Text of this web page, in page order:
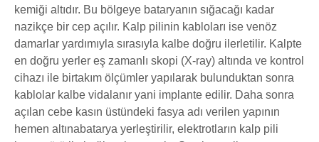
kemiği altıdır. Bu bölgeye bataryanın sığacağı kadar
nazikçe bir cep açılır. Kalp pilinin kabloları ise venöz
damarlar yardımıyla sırasıyla kalbe doğru ilerletilir. Kalpte
en doğru yerler eş zamanlı skopi (X-ray) altında ve kontrol
cihazı ile birtakım ölçümler yapılarak bulunduktan sonra
kablolar kalbe vidalanır yani implante edilir. Daha sonra
açılan cebe kasın üstündeki fasya adı verilen yapının
hemen altınabatarya yerleştirilir, elektrotların kalp pili